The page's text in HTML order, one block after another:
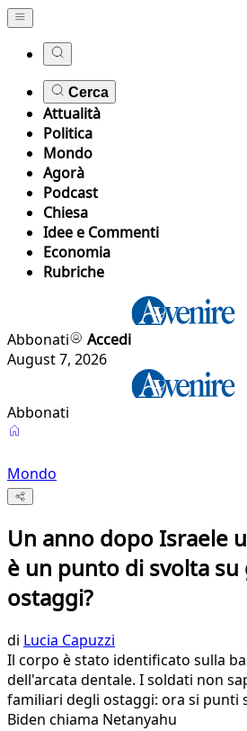
Cerca
Attualità
Politica
Mondo
Agorà
Podcast
Chiesa
Idee e Commenti
Economia
Rubriche
Abbonati
Accedi
August 7, 2026
Abbonati
Mondo
Un anno dopo Israele
è un punto di svolta su
ostaggi?
di Lucia Capuzzi
Il corpo è stato identificato sulla
dell'arcata dentale. I soldati non
familiari degli ostaggi: ora si punti
Biden chiama Netanyahu